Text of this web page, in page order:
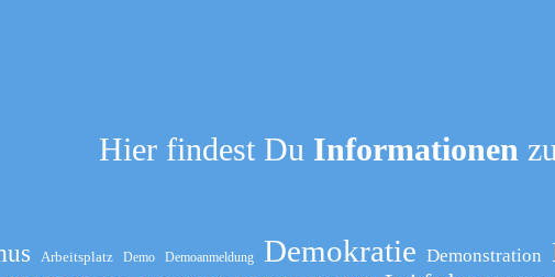
Hier findest Du Informationen zu
Arbeitsplatz Demo Demoanmeldung Demokratie Demonstration